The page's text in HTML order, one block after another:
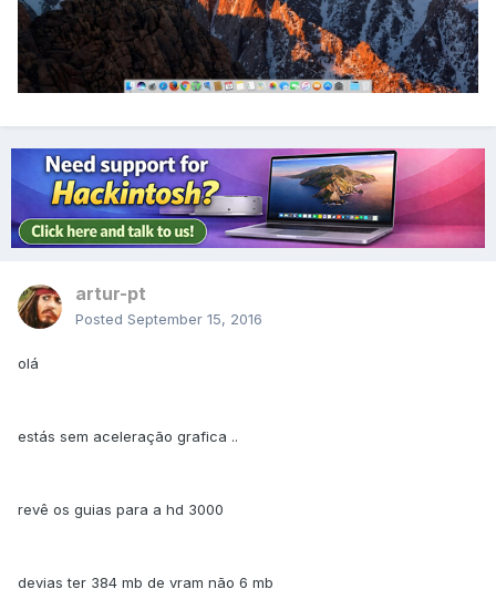
artur-pt
Posted September 15, 2016
olá
estás sem aceleração grafica ..
revê os guias para a hd 3000
devias ter 384 mb de vram não 6 mb